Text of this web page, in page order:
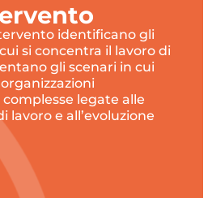
identificano gli
si concentra il lavoro di
gli scenari in cui
legate alle
lavoro e all’evoluzione